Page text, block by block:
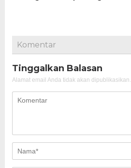
Komentar
Tinggalkan Balasan
Alamat email Anda tidak akan dipublikasikan.